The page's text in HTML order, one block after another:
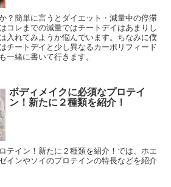
？簡単に言うとダイエット・減量中の停滞
コレまでの減量ではチートデイはあまりし
入れてみようか悩んでいます。ちなみに僕
チートデイと少し異なるカーボリフィード
一緒に書いて行きます。
ボディメイクに必須なプロテイ
ン！新たに２種類を紹介！
テイン！新たに２種類を紹介！では、ホエ
インやソイのプロテインの特長などを紹介